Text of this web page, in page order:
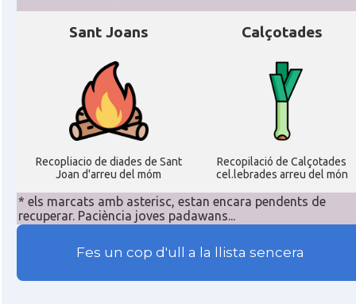
Sant Joans
Recopliacio de diades de Sant
Joan d'arreu del móm
Calçotades
Recopilació de Calçotades
cel.lebrades arreu del món
* els marcats amb asterisc, estan encara pendents de
recuperar. Paciència joves padawans...
Fes un cop d'ull a la llista sencera